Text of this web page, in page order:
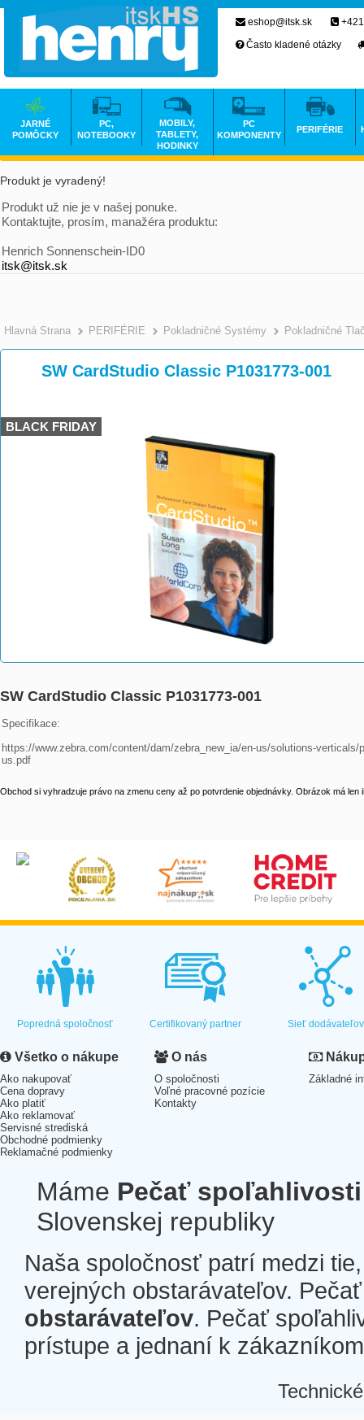
Produkt je vyradený!
Produkt už nie je v našej ponuke.
Kontaktujte, prosím, manažéra produktu:
Henrich Sonnenschein-ID0
itsk@itsk.sk
Hlavná Strana >
PERIFÉRIE >
Pokladničné Systémy Pokladničné
SW CardStudio Classic P1031773-001
BLACK FRIDAY
SW CardStudio Classic P1031773-001
Specifikace:
https://www.zebra.com/content/dam/zebra_new_ia/en-us/solutions-
us.pdf
Obchod si vyhradzuje právo na zmenu ceny až po potvrdenie objednávky. Obrázok má len
eshop@itsk.sk
Často kladené otázky
JARNÉ
POMÔCKY
PC,
NOTEBOOKY
MOBILY,
TABLETY,
HODINKY
PC
KOMPONENTY
PERIFÉRIE
Popredná spoločnosť Certifikovaný partner Sieť dodávateľov
Všetko o nákupe
Ako nakupovať
Cena dopravy
Ako platiť
Ako reklamovať
Servisné strediská
Obchodné podmienky
Reklamačné podmienky
O nás
O spoločnosti
Voľné pracovné pozície
Kontakty
Základné
Máme Pečať spoľahlivosti
Slovenskej republiky
Naša spoločnosť patrí medzi
verejných obstarávateľov.
obstarávateľov. Pečať
prístupe a jednaní k